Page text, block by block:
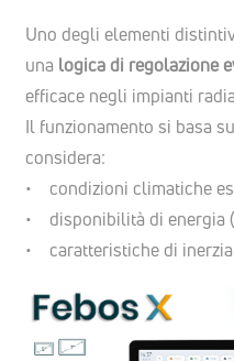
Uno degli elementi
una logica di regolazione
efficace negli impianti
Il funzionamento si basa
considera:
• condizioni climatiche
• disponibilità di energia
• caratteristiche di inerzia